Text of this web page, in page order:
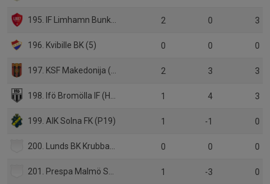
195. IF Limhamn Bunkeflo (P19 Div.1) 2 0 3
196. Kvibille BK (5) 0 0 0
197. KSF Makedonija (6) 2 3 3
198. Ifö Bromölla IF (HJ Div.1) 1 4 3
199. AIK Solna FK (P19) 1 -1 0
200. Lunds BK Krubban (6) 0 0 0
201. Prespa Malmö SK (6) 1 -3 0